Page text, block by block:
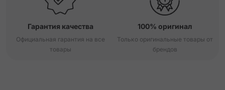
Гарантия качества
Официальная гарантия на все
товары
100% оригинал
Только оригинальные товары от
брендов